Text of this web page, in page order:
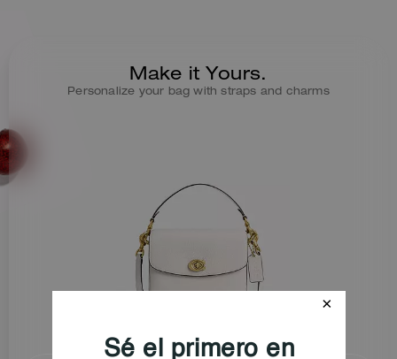
correa bandolera y llévala en la
mano con las asas superiores
Make it Yours.
Personalize your bag with straps and charms